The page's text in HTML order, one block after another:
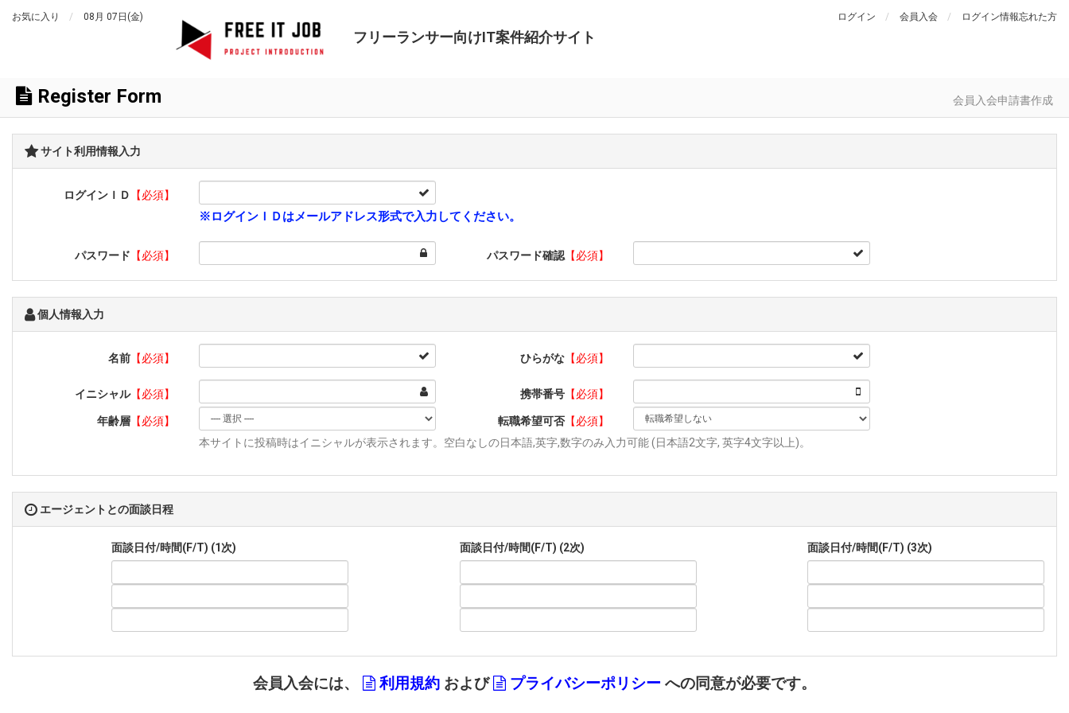
お気に入り 08月 07日(金) ログイン 会員入会 ログイン情報忘れた方
フリーランサー向けIT案件紹介サイト
Register Form 会員入会申請書作成
サイト利用情報入力
ログインＩＤ 【必須】
※ログインＩＤはメールアドレス形式で入力してください。
パスワード 【必須】 パスワード確認【必須】
個人情報入力
名前【必須】 ひらがな 【必須】
イニシャル【必須】 携帯番号 【必須】
年齢層【必須】 転職希望可否【必須】
本サイトに投稿時はイニシャルが表示されます。空白なしの日本語,英字,数字のみ入力可能 (日本語2文字, 英字4文字以上)。
エージェントとの面談日程
面談日付/時間(F/T) (1次) 面談日付/時間(F/T) (2次) 面談日付/時間(F/T) (3次)
会員入会には、 利用規約 および プライバシーポリシー への同意が必要です。